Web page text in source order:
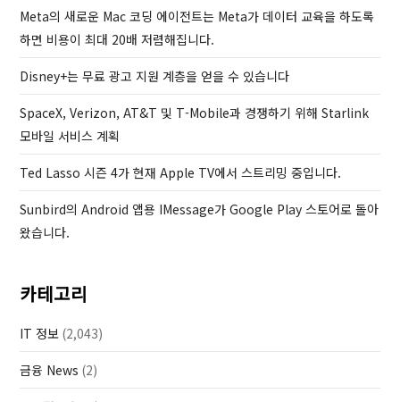
P
o
s
t
Meta의 새로운 Mac 코딩 에이전트는 Meta가 데이터 교육을 하도록
하면 비용이 최대 20배 저렴해집니다.
Disney+는 무료 광고 지원 계층을 얻을 수 있습니다
SpaceX, Verizon, AT&T 및 T-Mobile과 경쟁하기 위해 Starlink
모바일 서비스 계획
Ted Lasso 시즌 4가 현재 Apple TV에서 스트리밍 중입니다.
Sunbird의 Android 앱용 IMessage가 Google Play 스토어로 돌아
왔습니다.
카테고리
IT 정보 (2,043)
금융 News (2)